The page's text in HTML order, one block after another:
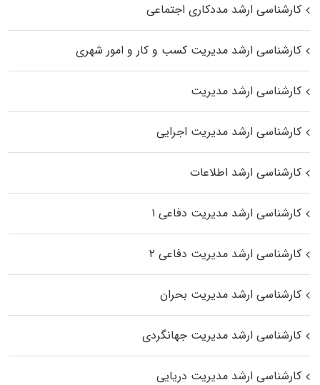
کارشناسی ارشد مددکاری اجتماعی
کارشناسی ارشد مدیریت کسب و کار و امور شهری
کارشناسی ارشد مدیریت
کارشناسی ارشد مدیریت اجرایی
کارشناسی ارشد اطلاعات
کارشناسی ارشد مدیریت دفاعی ۱
کارشناسی ارشد مدیریت دفاعی ۲
کارشناسی ارشد مدیریت بحران
کارشناسی ارشد مدیریت جهانگردی
کارشناسی ارشد مدیریت دریایی